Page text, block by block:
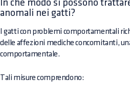
In che modo si possono
anomali nei gatti?
I gatti con problemi comportamentali
delle affezioni mediche concomitanti,
comportamentale.
Tali misure comprendono: